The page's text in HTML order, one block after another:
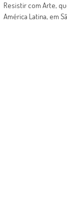
Resistir com Arte,
América Latina, em